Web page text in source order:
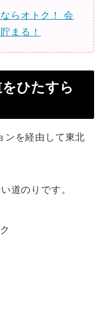
らオトク！ 会
まる！
ひたすら
ンを経由して東北
道のりです。